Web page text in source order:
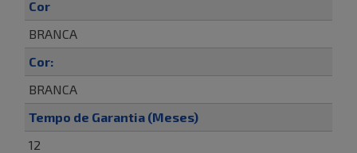
Cor
BRANCA
Cor:
BRANCA
Tempo de Garantia (Meses)
12